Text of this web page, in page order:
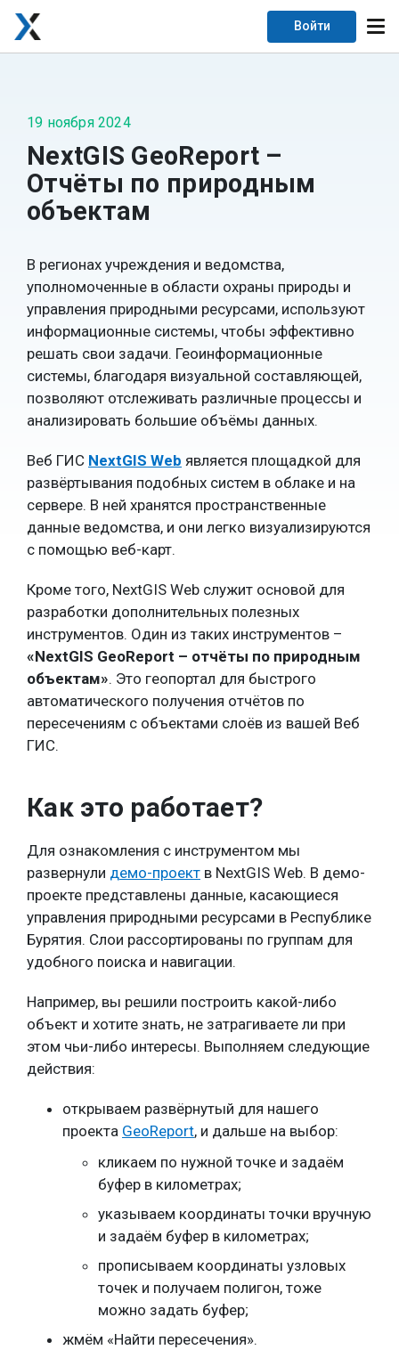
Войти
19 ноября 2024
NextGIS GeoReport –
Отчёты по природным
объектам
В регионах учреждения и ведомства,
уполномоченные в области охраны природы и
управления природными ресурсами, используют
информационные системы, чтобы эффективно
решать свои задачи. Геоинформационные
системы, благодаря визуальной составляющей,
позволяют отслеживать различные процессы и
анализировать большие объёмы данных.
Веб ГИС NextGIS Web является площадкой для
развёртывания подобных систем в облаке и на
сервере. В ней хранятся пространственные
данные ведомства, и они легко визуализируются
с помощью веб-карт.
Кроме того, NextGIS Web служит основой для
разработки дополнительных полезных
инструментов. Один из таких инструментов –
«NextGIS GeoReport – отчёты по природным
объектам». Это геопортал для быстрого
автоматического получения отчётов по
пересечениям с объектами слоёв из вашей Веб
ГИС.
Как это работает?
Для ознакомления с инструментом мы
развернули демо-проект в NextGIS Web. В демо-
проекте представлены данные, касающиеся
управления природными ресурсами в Республике
Бурятия. Слои рассортированы по группам для
удобного поиска и навигации.
Например, вы решили построить какой-либо
объект и хотите знать, не затрагиваете ли при
этом чьи-либо интересы. Выполняем следующие
действия:
открываем развёрнутый для нашего
проекта GeoReport, и дальше на выбор:
кликаем по нужной точке и задаём
буфер в километрах;
указываем координаты точки вручную
и задаём буфер в километрах;
прописываем координаты узловых
точек и получаем полигон, тоже
можно задать буфер;
жмём «Найти пересечения».